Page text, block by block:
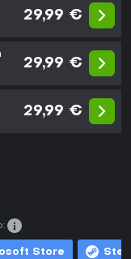
29,99 €
29,99 €
29,99 €
Store